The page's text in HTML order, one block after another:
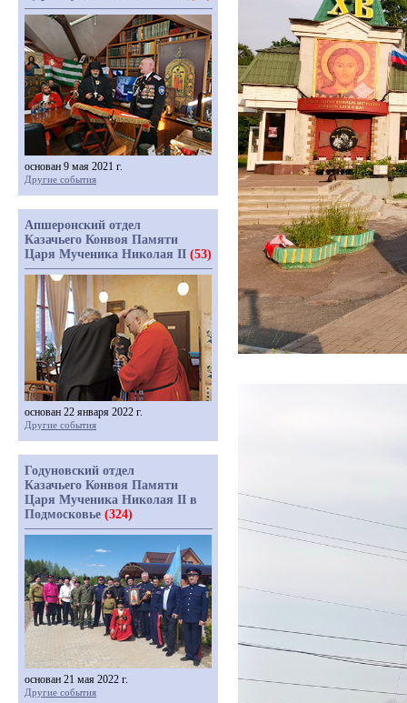
основан 9 мая 2021 г.
Другие события
Апшеронский отдел
Казачьего Конвоя Памяти
Царя Мученика Николая II (53)
основан 22 января 2022 г.
Другие события
Годуновский отдел
Казачьего Конвоя Памяти
Царя Мученика Николая II в
Подмосковье (324)
основан 21 мая 2022 г.
Другие события